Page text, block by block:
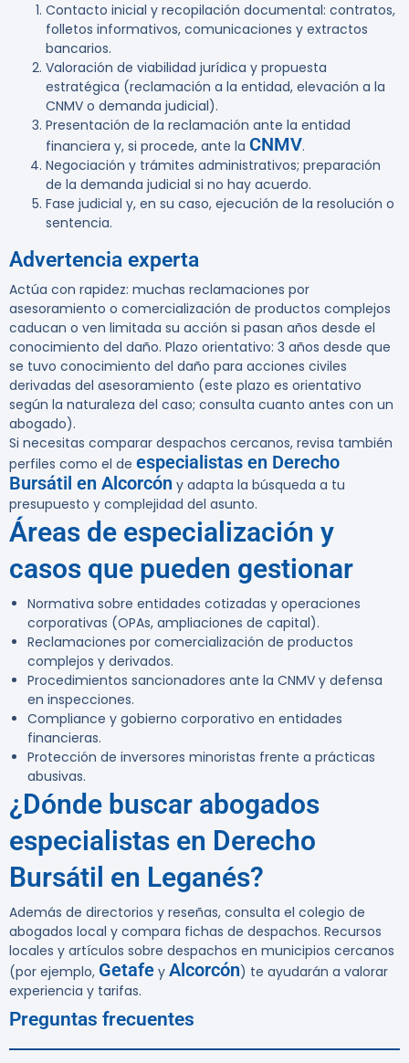
Contacto inicial y recopilación documental: contratos,
folletos informativos, comunicaciones y extractos
bancarios.
Valoración de viabilidad jurídica y propuesta
estratégica (reclamación a la entidad, elevación a la
CNMV o demanda judicial).
Presentación de la reclamación ante la entidad
financiera y, si procede, ante la CNMV.
Negociación y trámites administrativos; preparación
de la demanda judicial si no hay acuerdo.
Fase judicial y, en su caso, ejecución de la resolución o
sentencia.
Advertencia experta
Actúa con rapidez: muchas reclamaciones por
asesoramiento o comercialización de productos complejos
caducan o ven limitada su acción si pasan años desde el
conocimiento del daño. Plazo orientativo: 3 años desde que
se tuvo conocimiento del daño para acciones civiles
derivadas del asesoramiento (este plazo es orientativo
según la naturaleza del caso; consulta cuanto antes con un
abogado).
Si necesitas comparar despachos cercanos, revisa también
perfiles como el de especialistas en Derecho
Bursátil en Alcorcón y adapta la búsqueda a tu
presupuesto y complejidad del asunto.
Áreas de especialización y
casos que pueden gestionar
Normativa sobre entidades cotizadas y operaciones
corporativas (OPAs, ampliaciones de capital).
Reclamaciones por comercialización de productos
complejos y derivados.
Procedimientos sancionadores ante la CNMV y defensa
en inspecciones.
Compliance y gobierno corporativo en entidades
financieras.
Protección de inversores minoristas frente a prácticas
abusivas.
¿Dónde buscar abogados
especialistas en Derecho
Bursátil en Leganés?
Además de directorios y reseñas, consulta el colegio de
abogados local y compara fichas de despachos. Recursos
locales y artículos sobre despachos en municipios cercanos
(por ejemplo, Getafe y Alcorcón) te ayudarán a valorar
experiencia y tarifas.
Preguntas frecuentes